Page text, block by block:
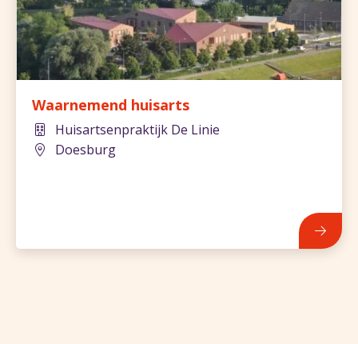
Waarnemend huisarts
Huisartsenpraktijk De Linie
Doesburg